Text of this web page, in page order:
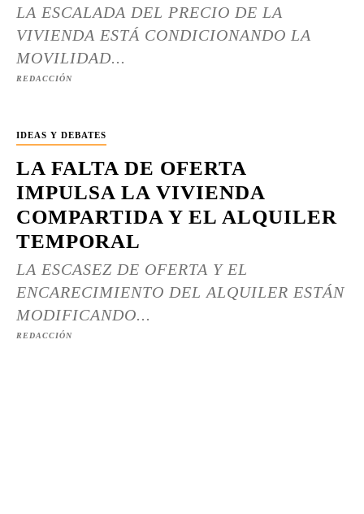
LA ESCALADA DEL PRECIO DE LA
VIVIENDA ESTÁ CONDICIONANDO LA
MOVILIDAD...
REDACCIÓN
IDEAS Y DEBATES
LA FALTA DE OFERTA
IMPULSA LA VIVIENDA
COMPARTIDA Y EL ALQUILER
TEMPORAL
LA ESCASEZ DE OFERTA Y EL
ENCARECIMIENTO DEL ALQUILER ESTÁN
MODIFICANDO...
REDACCIÓN